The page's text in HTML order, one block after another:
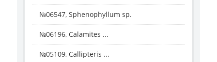
№06547, Sphenophyllum sp.
№06196, Calamites ...
№05109, Callipteris ...